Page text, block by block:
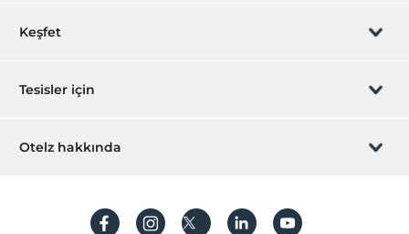
Rezervasyon yönet
Sıkça sorulan sorular
Keşfet
Hediye Kart
Hesap oluştur
Tesisler için
Hemen tesisinizi ekleyin
Otelz hakkında